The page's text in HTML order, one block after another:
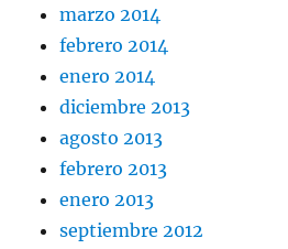
marzo 2014
febrero 2014
enero 2014
diciembre 2013
agosto 2013
febrero 2013
enero 2013
septiembre 2012